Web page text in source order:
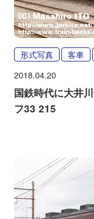
形式写真 客車
2018.04.20
国鉄時代に大井
フ33 215